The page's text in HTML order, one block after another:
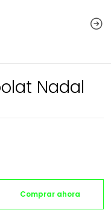
Nadal
Comprar ahora